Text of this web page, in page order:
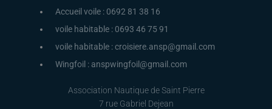
Accueil voile : 0692 81 38 16
voile habitable : 0693 46 75 91
voile habitable : croisiere.ansp@gmail.com
Wingfoil : anspwingfoil@gmail.com
Association Nautique de Saint Pierre
7 rue Gabriel Dejean